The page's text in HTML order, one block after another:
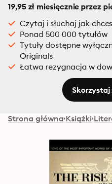
19,95 zł miesięcznie przez
Czytaj i słuchaj jak
Ponad 500 000 tytułów
Tytuły dostępne
Originals
Łatwa rezygnacja w
Strona główna Książki